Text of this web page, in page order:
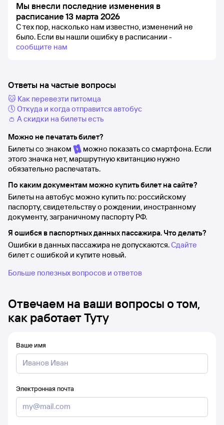
Мы внесли последние изменения в
расписание 13 марта 2026
С тех пор, насколько нам известно, изменений не
было. Если вы нашли ошибку в расписании -
сообщите нам
Ответы на частые вопросы
🐱 Как перевезти питомца
🕔 Откуда и когда отправится автобус
👛 А скидки на билеты есть
Можно не печатать билет?
Билеты со знаком
можно показать со смартфона. Если
этого значка нет, маршрутную квитанцию нужно
обязательно распечатать.
По каким документам можно купить билет на сайте?
Билеты на автобус можно купить по: российскому
паспорту, свидетельству о рождении, иностранному
документу, заграничному паспорту РФ.
Я ошибся в паспортных данных пассажира. Что делать?
Ошибки в данных пассажира не допускаются.Сдайте
билет с ошибкой и купите новый.
Больше полезных вопросов и ответов
Отвечаем на ваши вопросы о том,
как работает Туту
Ваше имя
Электронная почта